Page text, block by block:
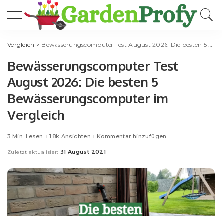
Vergleich > Bewässerungscomputer Test August 2026: Die besten 5 Bewässerungscomputer im Vergleich
Bewässerungscomputer Test
August 2026: Die besten 5
Bewässerungscomputer im
Vergleich
3 Min. Lesen 1.8k Ansichten Kommentar hinzufügen
Zuletzt aktualisiert 31 August 2021